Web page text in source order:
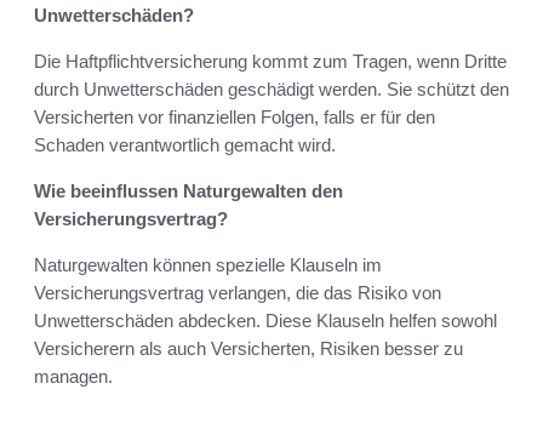
Unwetterschäden?
Die Haftpflichtversicherung kommt zum Tragen, wenn Dritte
durch Unwetterschäden geschädigt werden. Sie schützt den
Versicherten vor finanziellen Folgen, falls er für den
Schaden verantwortlich gemacht wird.
Wie beeinflussen Naturgewalten den
Versicherungsvertrag?
Naturgewalten können spezielle Klauseln im
Versicherungsvertrag verlangen, die das Risiko von
Unwetterschäden abdecken. Diese Klauseln helfen sowohl
Versicherern als auch Versicherten, Risiken besser zu
managen.